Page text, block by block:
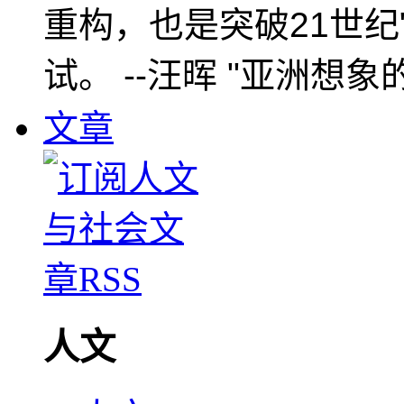
重构，也是突破21世
试。 --汪晖 "亚洲想象
文章
人文